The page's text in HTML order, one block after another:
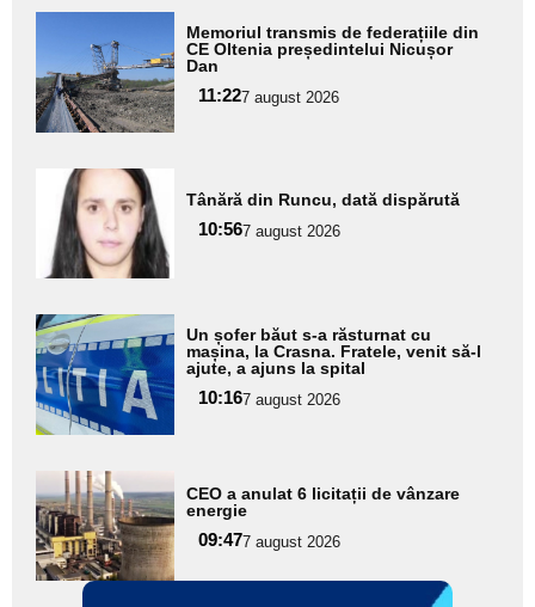
aici textul
pentru
subtitlu
Memoriul transmis de federațiile din
CE Oltenia președintelui Nicușor
Dan
11:227 august 2026
Adaugă
aici textul
pentru
subtitlu
Tânără din Runcu, dată dispărută
10:567 august 2026
Adaugă
aici textul
pentru
subtitlu
Un șofer băut s-a răsturnat cu
mașina, la Crasna. Fratele, venit să-l
ajute, a ajuns la spital
10:167 august 2026
Adaugă
aici textul
pentru
subtitlu
CEO a anulat 6 licitații de vânzare
energie
09:477 august 2026